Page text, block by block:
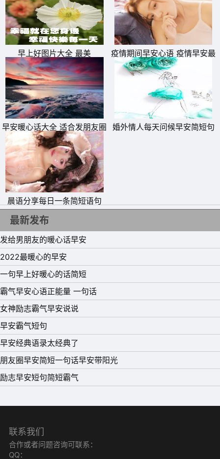
11、世上还有很多美好的事物等着你，别抱怨、更不要放
弃，你要内心温柔，安静努力。早安!
12、手机一开笑口常开;手机一响黄金万两;短信一到一生好
报;短信读到好事天天围你绕。早安!
13、成长是一段稚心的疼痛，不计后果的那段，叫做青春。
成长中，我们总是要经历深刻而沉痛的磨练，才能一步一步
长大，长成无人能伤害，坚不可摧的模样。早安!
14、亲爱的朋友们，祝你幸福安康，快乐一生!愿你，忘记
可;未来事，未来心，何必劳心。早安!
早上好图片大全 最美
疫情期间早安心语 疫情早安最
暖心的一句话
早安暖心话大全 适合发朋友圈
的早安正能量简单一句话
婚外情人每天问候早安简短句
晨语分享每日一条简短语句
最新发布
发给男朋友的暖心话早安
2022最暖心的早安
一句早上好暖心的话简短
霸气早安心语正能量 一句话
女神励志霸气早安说说
早安霸气短句
早安经典语录太经典了
朋友圈早安简短一句话早安带阳光
励志早安短句简短霸气
联系我们
合作或者问题咨询可联系：
QQ：